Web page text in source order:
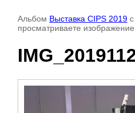
Альбом Выставка CIPS 2019
просматриваете